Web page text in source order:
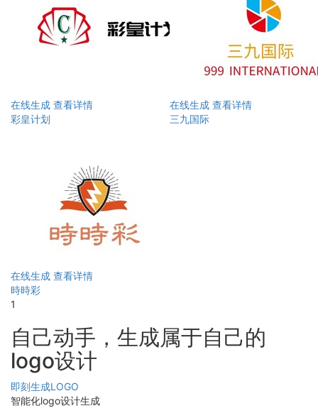
在线生成 查看详情
彩皇计划
在线生成 查看详情
三九国际
在线生成 查看详情
時時彩
1
自己动手，生成属于自己的
logo设计
即刻生成LOGO
智能化logo设计生成